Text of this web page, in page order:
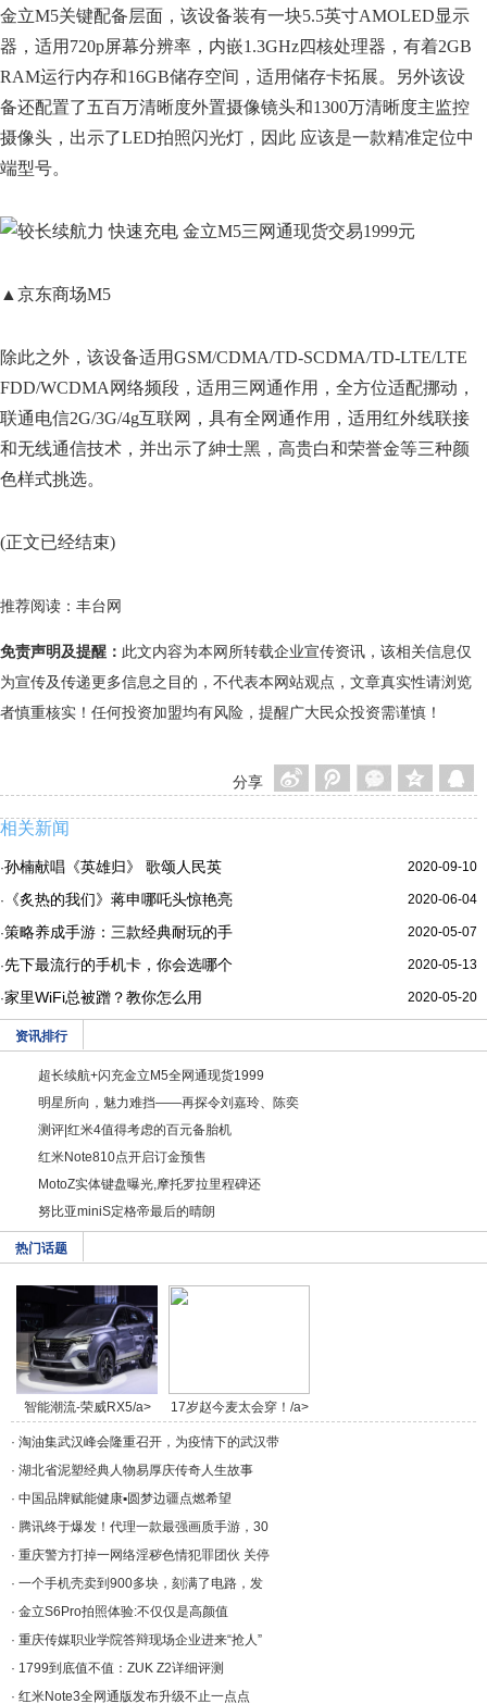
金立M5关键配备层面，该设备装有一块5.5英寸AMOLED显示
器，适用720p屏幕分辨率，内嵌1.3GHz四核处理器，有着2GB
RAM运行内存和16GB储存空间，适用储存卡拓展。另外该设
备还配置了五百万清晰度外置摄像镜头和1300万清晰度主监控
摄像头，出示了LED拍照闪光灯，因此 应该是一款精准定位中
端型号。
▲京东商场M5
除此之外，该设备适用GSM/CDMA/TD-SCDMA/TD-LTE/LTE
FDD/WCDMA网络频段，适用三网通作用，全方位适配挪动，
联通电信2G/3G/4g互联网，具有全网通作用，适用红外线联接
和无线通信技术，并出示了紳士黑，高贵白和荣誉金等三种颜
色样式挑选。
(正文已经结束)
推荐阅读： 丰台网
免责声明及提醒： 此文内容为本网所转载企业宣传资讯，该相关信息仅
为宣传及传递更多信息之目的，不代表本网站观点，文章真实性请浏览
者慎重核实！任何投资加盟均有风险，提醒广大民众投资需谨慎！
分享
相关新闻
2020-09-10
·孙楠献唱《英雄归》 歌颂人民英
2020-06-04
· 《炙热的我们》蒋申哪吒头惊艳亮
2020-05-07
·策略养成手游：三款经典耐玩的手
2020-05-13
·先下最流行的手机卡，你会选哪个
2020-05-20
·家里WiFi总被蹭？教你怎么用
资讯排行
超长续航+闪充金立M5全网通现货1999
明星所向，魅力难挡——再探令刘嘉玲、陈奕
测评|红米4值得考虑的百元备胎机
红米Note810点开启订金预售
MotoZ实体键盘曝光,摩托罗拉里程碑还
努比亚miniS定格帝最后的晴朗
热门话题
智能潮流-荣威RX5/a> 17岁赵今麦太会穿！/a>
· 淘油集武汉峰会隆重召开，为疫情下的武汉带
· 湖北省泥塑经典人物易厚庆传奇人生故事
· 中国品牌赋能健康▪圆梦边疆点燃希望
· 腾讯终于爆发！代理一款最强画质手游，30
· 重庆警方打掉一网络淫秽色情犯罪团伙 关停
· 一个手机壳卖到900多块，刻满了电路，发
· 金立S6Pro拍照体验:不仅仅是高颜值
· 重庆传媒职业学院答辩现场企业进来“抢人”
· 1799到底值不值：ZUK Z2详细评测
· 红米Note3全网通版发布升级不止一点点